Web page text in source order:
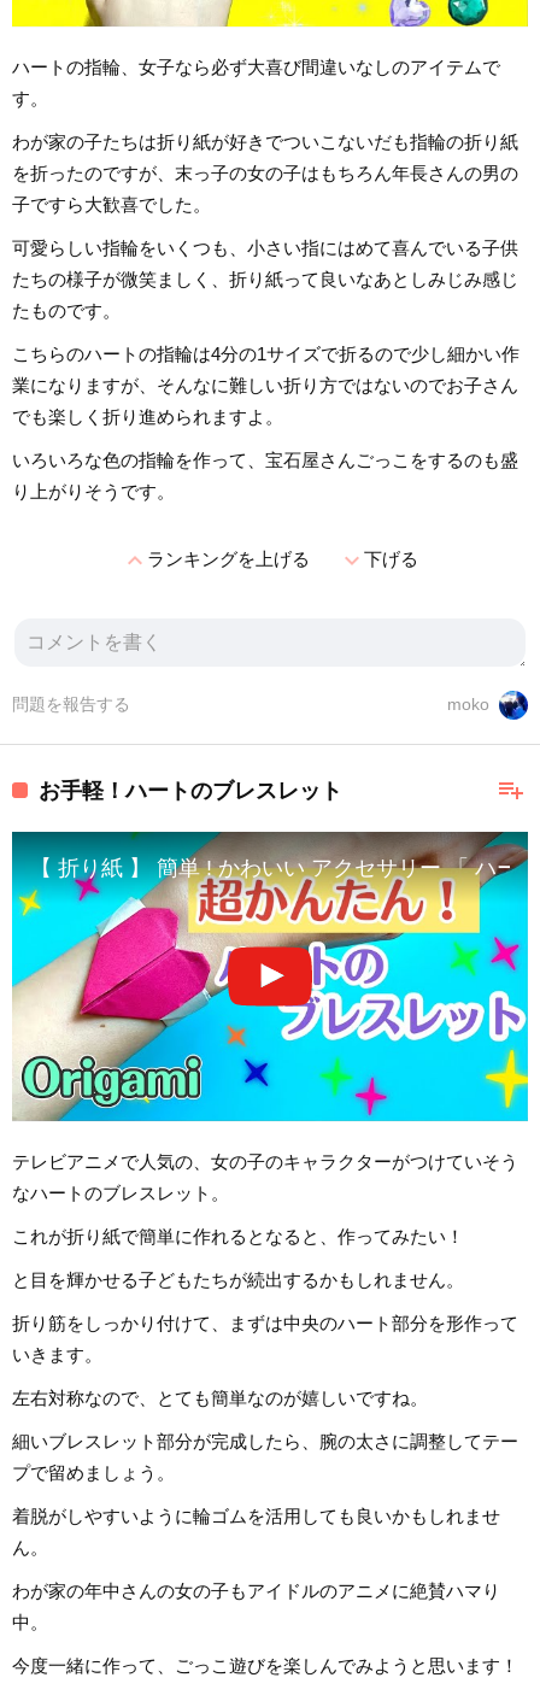
ハートの指輪、女子なら必ず大喜び間違いなしのアイテムで
す。
わが家の子たちは折り紙が好きでついこないだも指輪の折り紙
を折ったのですが、末っ子の女の子はもちろん年長さんの男の
子ですら大歓喜でした。
可愛らしい指輪をいくつも、小さい指にはめて喜んでいる子供
たちの様子が微笑ましく、折り紙って良いなあとしみじみ感じ
たものです。
こちらのハートの指輪は4分の1サイズで折るので少し細かい作
業になりますが、そんなに難しい折り方ではないのでお子さん
でも楽しく折り進められますよ。
いろいろな色の指輪を作って、宝石屋さんごっこをするのも盛
り上がりそうです。
expand_lessランキングを上げる expand_more下げる
moko
問題を報告する
playlist_add
お手軽！ハートのブレスレット
【 折り紙 】 簡単 ! かわいい アクセサリー 「 ハー
テレビアニメで人気の、女の子のキャラクターがつけていそう
なハートのブレスレット。
これが折り紙で簡単に作れるとなると、作ってみたい！
と目を輝かせる子どもたちが続出するかもしれません。
折り筋をしっかり付けて、まずは中央のハート部分を形作って
いきます。
左右対称なので、とても簡単なのが嬉しいですね。
細いブレスレット部分が完成したら、腕の太さに調整してテー
プで留めましょう。
着脱がしやすいように輪ゴムを活用しても良いかもしれませ
ん。
わが家の年中さんの女の子もアイドルのアニメに絶賛ハマり
中。
今度一緒に作って、ごっこ遊びを楽しんでみようと思います！